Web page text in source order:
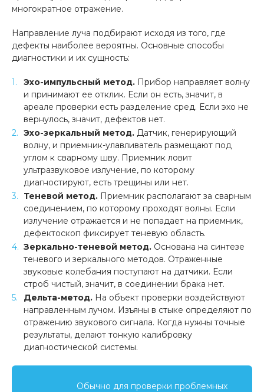
многократное отражение.
Направление луча подбирают исходя из того, где
дефекты наиболее вероятны. Основные способы
диагностики и их сущность:
Эхо-импульсный метод. Прибор направляет волну
и принимают ее отклик. Если он есть, значит, в
ареале проверки есть разделение сред. Если эхо не
вернулось, значит, дефектов нет.
Эхо-зеркальный метод. Датчик, генерирующий
волну, и приемник-улавливатель размещают под
углом к сварному шву. Приемник ловит
ультразвуковое излучение, по которому
диагностируют, есть трещины или нет.
Теневой метод. Приемник располагают за сварным
соединением, по которому проходят волны. Если
излучение отражается и не попадает на приемник,
дефектоскоп фиксирует теневую область.
Зеркально-теневой метод. Основана на синтезе
теневого и зеркального методов. Отраженные
звуковые колебания поступают на датчики. Если
строб чистый, значит, в соединении брака нет.
Дельта-метод. На объект проверки воздействуют
направленным лучом. Изъяны в стыке определяют по
отражению звукового сигнала. Когда нужны точные
результаты, делают тонкую калибровку
диагностической системы.
Обычно для проверки проблемных